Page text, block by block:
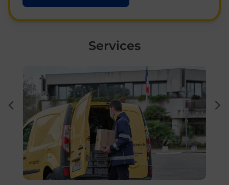
Services
La
En savoir plus